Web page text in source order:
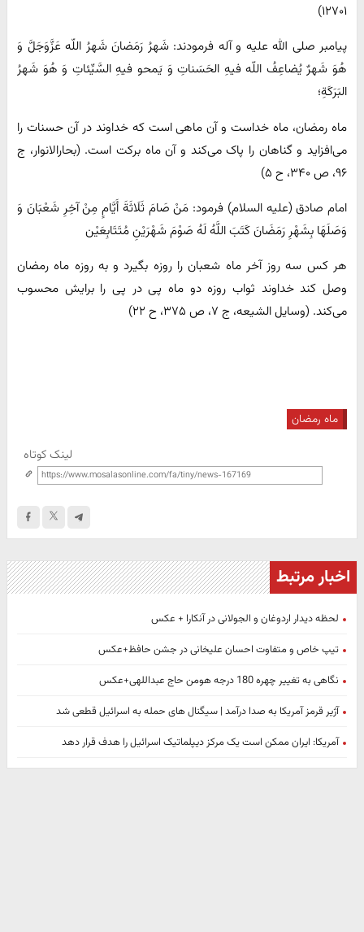
۱۲۷۰۱)
پیامبر صلی الله علیه و آله فرمودند: شَهرُ رَمَضانَ شَهرُ اللّه عَزَّوَجَلَّ وَ
هُوَ شَهرٌ یُضاعِفُ اللّه‌ فیهِ الحَسَناتِ وَ یَمحو فیهِ السَّیِّئاتِ وَ هُوَ شَهرُ
البَرَکَةِ؛
ماه رمضان، ماه خداست و آن ماهی است که خداوند در آن حسنات را
می‌افزاید و گناهان را پاک می‌کند و آن ماه برکت است. (بحارالانوار، ج
۹۶، ص ۳۴۰، ح ۵)
امام صادق (علیه السلام) فرمود: مَنْ صَامَ ثَلَاثَةَ أَیَّامٍ مِنْ آخِرِ شَعْبَانَ وَ
وَصَلَهَا بِشَهْرِ رَمَضَانَ کَتَبَ اللَّهُ لَهُ صَوْمَ شَهْرَیْنِ مُتَتَابِعَیْن‌
هر کس سه روز آخر ماه شعبان را روزه بگیرد و به روزه ماه رمضان
وصل کند خداوند ثواب روزه دو ماه پی در پی را برایش محسوب
می‌کند. (وسایل الشیعه، ج ۷، ص ۳۷۵، ح ۲۲)
ماه رمضان
لینک کوتاه
اخبار مرتبط
لحظه دیدار اردوغان و الجولانی در آنکارا + عکس
تیپ خاص و متفاوت احسان علیخانی در جشن حافظ+عکس
نگاهی به تغییر چهره 180 درجه هومن حاج عبداللهی+عکس
آژیر قرمز آمریکا به صدا درآمد | سیگنال های حمله به اسرائیل قطعی شد
آمریکا: ایران ممکن است یک مرکز دیپلماتیک اسرائیل را هدف قرار دهد